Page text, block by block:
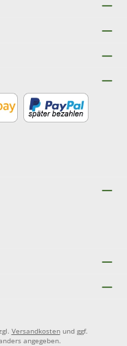
Versandkostenund ggf.
angegeben.